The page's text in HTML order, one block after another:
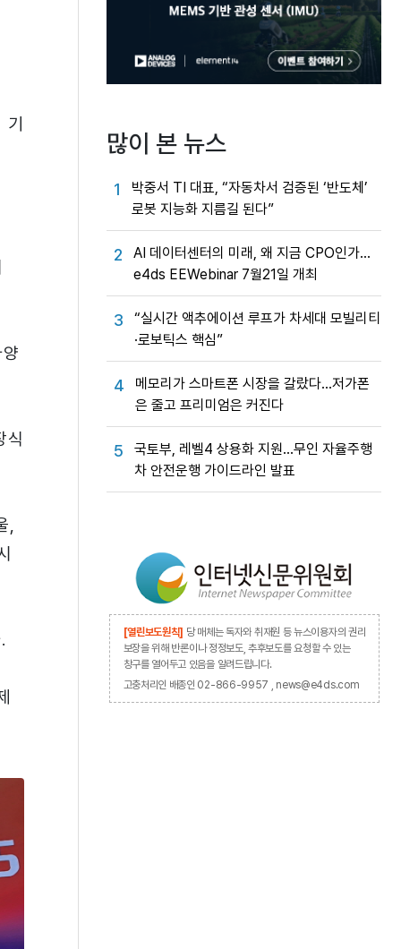
식
,
많이 본 뉴스
1
박중서 TI 대표, “자동차서 검증된 ‘반도체’
로봇 지능화 지름길 된다”
2
AI 데이터센터의 미래, 왜 지금 CPO인가…
e4ds EEWebinar 7월21일 개최
3
“실시간 액추에이션 루프가 차세대 모빌리티
·로보틱스 핵심”
4
메모리가 스마트폰 시장을 갈랐다…저가폰
은 줄고 프리미엄은 커진다
5
국토부, 레벨4 상용화 지원…무인 자율주행
차 안전운행 가이드라인 발표
[열린보도원칙] 당 매체는 독자와 취재원 등 뉴스이용자의 권리
보장을 위해 반론이나 정정보도, 추후보도를 요청할 수 있는
창구를 열어두고 있음을 알려드립니다.
고충처리인 배종인 02-866-9957 , news@e4ds.com